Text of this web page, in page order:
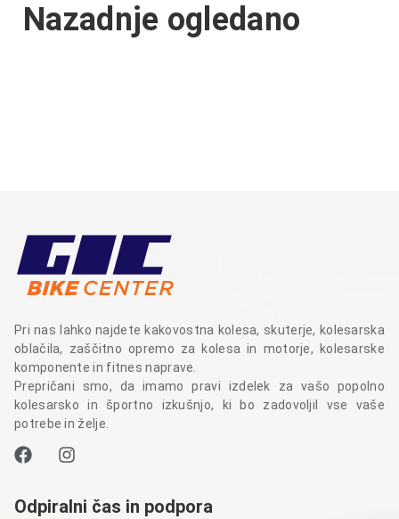
Nazadnje ogledano
Pri nas lahko najdete kakovostna kolesa, skuterje, kolesarska
oblačila, zaščitno opremo za kolesa in motorje, kolesarske
komponente in fitnes naprave.
Prepričani smo, da imamo pravi izdelek za vašo popolno
kolesarsko in športno izkušnjo, ki bo zadovoljil vse vaše
potrebe in želje.
Odpiralni čas in podpora